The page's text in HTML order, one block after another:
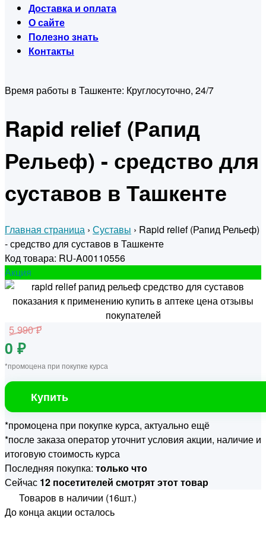
Доставка и оплата
О сайте
Полезно знать
Контакты
Время работы в Ташкенте: Круглосуточно, 24/7
Rapid relief (Рапид
Рельеф) - средство для
суставов в Ташкенте
Главная страница › Суставы › Rapid relief (Рапид Рельеф)
- средство для суставов в Ташкенте
Код товара: RU-A00110556
Акция
5 990 ₽
0 ₽
*промоцена при покупке курса
Купить
*промоцена при покупке курса, актуально ещё
*после заказа оператор уточнит условия акции, наличие и
итоговую стоимость курса
Последняя покупка: только что
Сейчас 12 посетителей смотрят этот товар
Товаров в наличии (16шт.)
До конца акции осталось